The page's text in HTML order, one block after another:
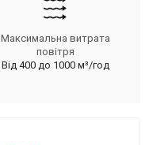
Максимальна витрата
повітря
Від 400 до 1000 м³/год